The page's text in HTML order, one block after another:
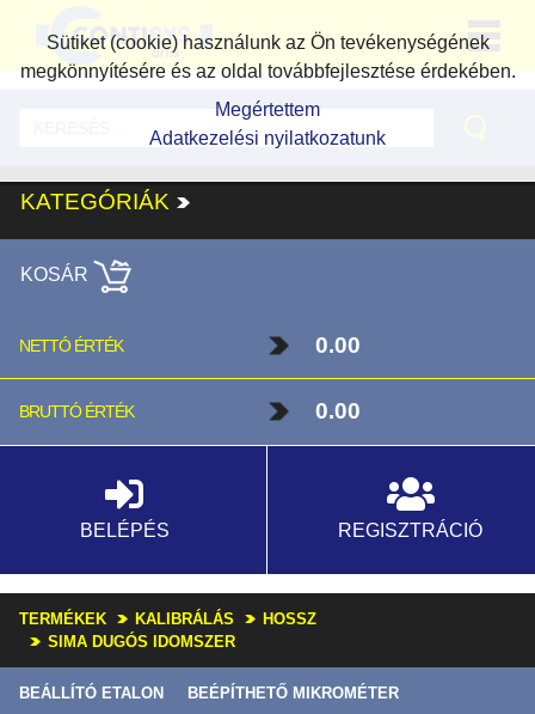
Sütiket (cookie) használunk az Ön tevékenységének
megkönnyítésére és az oldal továbbfejlesztése érdekében.
Megértettem
Adatkezelési nyilatkozatunk
KATEGÓRIÁK
KOSÁR
NETTÓ ÉRTÉK 0.00
BRUTTÓ ÉRTÉK 0.00
BELÉPÉS REGISZTRÁCIÓ
TERMÉKEK KALIBRÁLÁS
HOSSZ
SIMA DUGÓS IDOMSZER
BEÁLLÍTÓ ETALON
BEÉPÍTHETŐ MIKROMÉTER